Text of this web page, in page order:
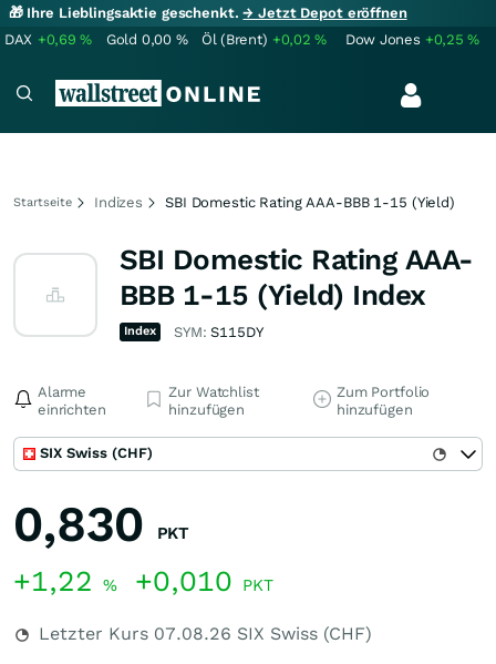
🎁 Ihre Lieblingsaktie geschenkt.→ Jetzt Depot eröffnen
DAX +0,69% Gold 0,00 % Öl (Brent) +0,02% Dow Jones +0,25%
Startseite Indizes SBI Domestic Rating AAA-BBB 1-15 (Yield)
SBI Domestic Rating AAA-
BBB 1-15 (Yield) Index
Index SYM:S115DY
Alarme
einrichten
Zur Watchlist
hinzufügen
Zum Portfolio
hinzufügen
SIX Swiss (CHF)
0,830 PKT
+1,22 % +0,010 PKT
Letzter Kurs 07.08.26 SIX Swiss (CHF)